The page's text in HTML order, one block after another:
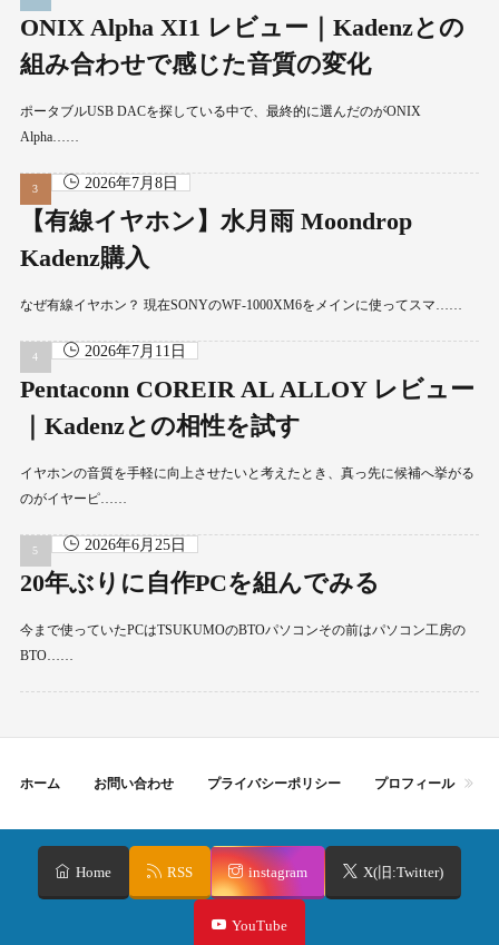
ONIX Alpha XI1 レビュー｜Kadenzとの
組み合わせで感じた音質の変化
ポータブルUSB DACを探している中で、最終的に選んだのがONIX
Alpha……
2026年7月8日
【有線イヤホン】水月雨 Moondrop
Kadenz購入
なぜ有線イヤホン？ 現在SONYのWF-1000XM6をメインに使ってスマ……
2026年7月11日
Pentaconn COREIR AL ALLOY レビュー
｜Kadenzとの相性を試す
イヤホンの音質を手軽に向上させたいと考えたとき、真っ先に候補へ挙がる
のがイヤーピ……
2026年6月25日
20年ぶりに自作PCを組んでみる
今まで使っていたPCはTSUKUMOのBTOパソコンその前はパソコン工房の
BTO……
ホーム お問い合わせ プライバシーポリシー プロフィール
Home RSS instagram X(旧:Twitter)
YouTube